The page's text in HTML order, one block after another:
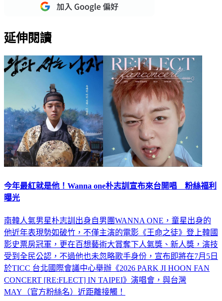
延伸閱讀
今年最紅就是他！Wanna one朴志訓宣布來台開唱 粉絲福利
曝光
南韓人氣男星朴志訓出身自男團WANNA ONE，童星出身的
他近年表現勢如破竹，不僅主演的電影《王命之徒》登上韓國
影史票房冠軍，更在百想藝術大賞奪下人氣獎、新人獎，演技
受到全民公認，不過他也未忽略歌手身份，宣布即將在7月5日
於TICC 台北國際會議中心舉辦《2026 PARK JI HOON FAN
CONCERT [RE:FLECT] IN TAIPEI》演唱會，與台灣
MAY（官方粉絲名）近距離接觸！